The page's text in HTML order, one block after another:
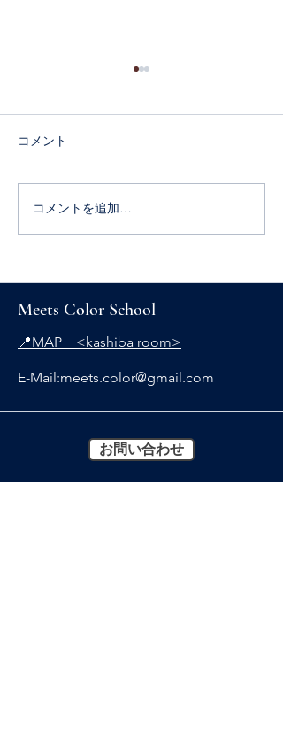
オンライン カラーイベ
ント開催
コメント
コメントを追加…
Meets Color School
📍MAP <kashiba room>
E-Mail:meets.color@gmail.com
お問い合わせ